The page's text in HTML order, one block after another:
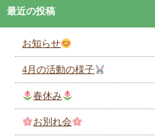
最近の投稿
お知らせ
4月の活動の様子
春休み
お別れ会